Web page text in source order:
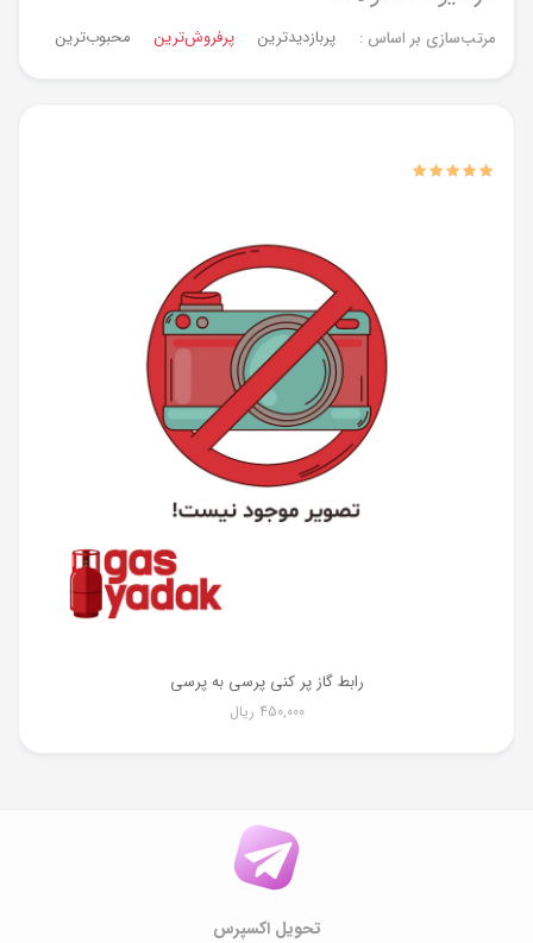
مرتب‌سازی بر اساس : پربازدیدترین پرفروش‌ترین‌ محبوب‌ترین
رابط گاز پر کنی پرسی به پرسی
450,000 ریال
تحویل اکسپرس